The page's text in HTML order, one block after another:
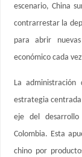
escenario, China
contrarrestar la
para abrir
económico cada
La
estrategia
eje del
Colombia. Esta
chino por